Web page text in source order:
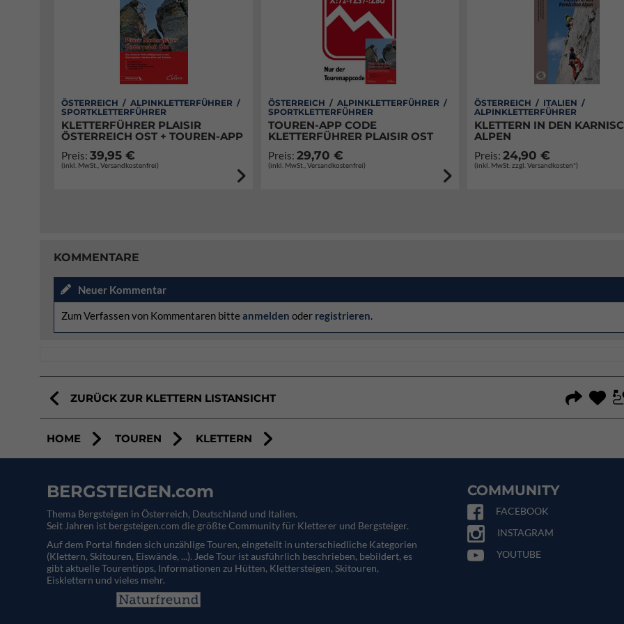
ÖSTERREICH / ALPINKLETTERFÜHRER /
SPORTKLETTERFÜHRER
KLETTERFÜHRER PLAISIR
ÖSTERREICH OST + TOUREN-APP
Preis: 39,95 €
(inkl. MwSt., Versandkostenfrei)
ÖSTERREICH / ALPINKLETTERFÜHRER /
SPORTKLETTERFÜHRER
TOUREN-APP CODE
KLETTERFÜHRER PLAISIR OST
Preis: 29,70 €
(inkl. MwSt., Versandkostenfrei)
ÖSTERREICH / ITALIEN /
ALPINKLETTERFÜHRER
KLETTERN IN DEN
ALPEN
Preis:24,90 €
(inkl. MwSt. zzgl. Versandkosten*)
KOMMENTARE
Neuer Kommentar
Zum Verfassen von Kommentaren bitte anmelden oder registrieren.
ZURÜCK ZUR KLETTERN LISTANSICHT
HOME TOUREN KLETTERN
BERGSTEIGEN.com
Thema Bergsteigen in Österreich, Deutschland und Italien.
Seit Jahren ist bergsteigen.com die größte Community für Kletterer und Bergsteiger.
Auf dem Portal finden sich unzählige Touren, eingeteilt in unterschiedliche Kategorien
(Klettern, Skitouren, Eiswände, ...). Jede Tour ist ausführlich beschrieben, bebildert, es
gibt aktuelle Tourentipps, Informationen zu Hütten, Klettersteigen, Skitouren,
Eisklettern und vieles mehr.
COMMUNITY
FACEBOOK
INSTAGRAM
YOUTUBE